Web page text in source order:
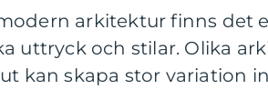
arkitektur finns det
uttryck och stilar. Olika
kan skapa stor variation